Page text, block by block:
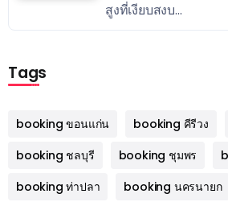
สูงที่เงียบสงบ...
Tags
booking ขอนแก่น booking คีรีวง
booking ชลบุรี
booking ชุมพร
booking ท่าปลา
booking นครนายก